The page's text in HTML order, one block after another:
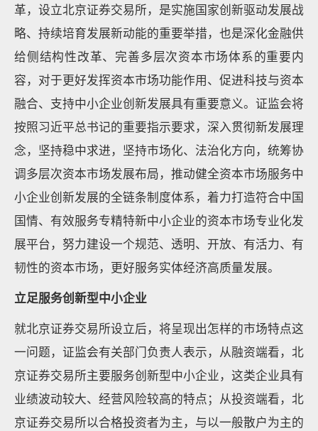
革，设立北京证券交易所，是实施国家创新驱动发展战
略、持续培育发展新动能的重要举措，也是深化金融供
给侧结构性改革、完善多层次资本市场体系的重要内
容，对于更好发挥资本市场功能作用、促进科技与资本
融合、支持中小企业创新发展具有重要意义。证监会将
按照习近平总书记的重要指示要求，深入贯彻新发展理
念，坚持稳中求进，坚持市场化、法治化方向，统筹协
调多层次资本市场发展布局，推动健全资本市场服务中
小企业创新发展的全链条制度体系，着力打造符合中国
国情、有效服务专精特新中小企业的资本市场专业化发
展平台，努力建设一个规范、透明、开放、有活力、有
韧性的资本市场，更好服务实体经济高质量发展。
立足服务创新型中小企业
就北京证券交易所设立后，将呈现出怎样的市场特点这
一问题，证监会有关部门负责人表示，从融资端看，北
京证券交易所主要服务创新型中小企业，这类企业具有
业绩波动较大、经营风险较高的特点；从投资端看，北
京证券交易所以合格投资者为主，与以一般散户为主的